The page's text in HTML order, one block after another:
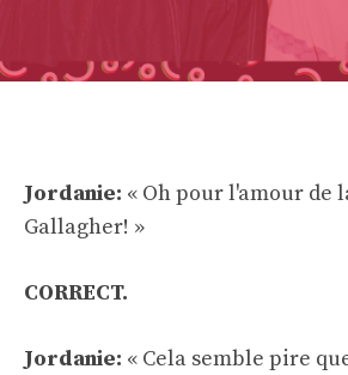
Jordanie: « Oh pour l'amour de
Gallagher! »
CORRECT.
Jordanie: « Cela semble pire